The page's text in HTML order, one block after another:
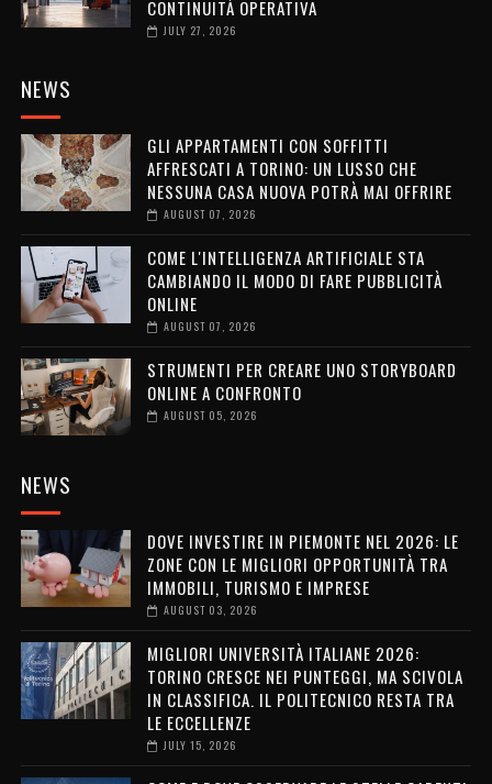
CONTINUITÀ OPERATIVA
JULY 27, 2026
NEWS
GLI APPARTAMENTI CON SOFFITTI
AFFRESCATI A TORINO: UN LUSSO CHE
NESSUNA CASA NUOVA POTRÀ MAI OFFRIRE
AUGUST 07, 2026
COME L'INTELLIGENZA ARTIFICIALE STA
CAMBIANDO IL MODO DI FARE PUBBLICITÀ
ONLINE
AUGUST 07, 2026
STRUMENTI PER CREARE UNO STORYBOARD
ONLINE A CONFRONTO
AUGUST 05, 2026
NEWS
DOVE INVESTIRE IN PIEMONTE NEL 2026: LE
ZONE CON LE MIGLIORI OPPORTUNITÀ TRA
IMMOBILI, TURISMO E IMPRESE
AUGUST 03, 2026
MIGLIORI UNIVERSITÀ ITALIANE 2026:
TORINO CRESCE NEI PUNTEGGI, MA SCIVOLA
IN CLASSIFICA. IL POLITECNICO RESTA TRA
LE ECCELLENZE
JULY 15, 2026